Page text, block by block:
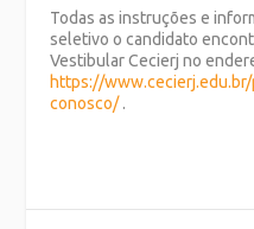
Todas as instruções e
seletivo o candidato
Vestibular Cecierj no
https://
conosco/.